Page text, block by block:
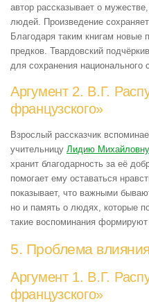
автор рассказывает о
людей. Произведение
Благодаря таким книгам новые
предков. Твардовский
для сохранения национального
Аргумент 2. В.Г.
французского»
Взрослый рассказчик
учительницу Лидию Михайловну
хранит благодарность за её
помогает ему оставаться
показывает, что важными
но и память о людях, которые
такие воспоминания формируют
5. Проблема
Аргумент 1. В.Г.
французского»